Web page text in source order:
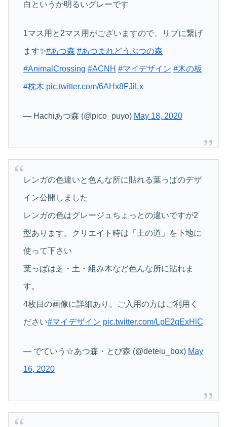
白というか明るいグレーです
1マス用と2マス用がございますので、リプに繋げ
ます✨#あつ森 #あつまれどうぶつの森
#AnimalCrossing #ACNH #マイデザイン #木の板
#枕木 pic.twitter.com/6AHx8FJiLx
— Hachi️️️️️️️️️あつ森 (@pico_puyo) May 18, 2020
レンガの色違いと色んな所に貼れる葉っぱのデザ
イン公開しました
レンガの色はグレージュちょっとの違いですが2
型あります。クリエイト時は「土の道」を下地に
使って下さい‍
葉っぱは芝・土・組み木など色んな所に貼れま
す。
4枚目の画像に詳細あり。ご入用の方はご利用く
ださい#マイデザイン pic.twitter.com/LpE2qExHlC
— でていう☆あつ森・とび森 (@deteiu_box) May
16, 2020